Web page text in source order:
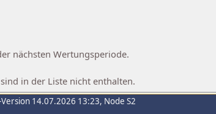
nächsten Wertungsperiode.
in der Liste nicht enthalten.
Version 14.07.2026 13:23, Node S2